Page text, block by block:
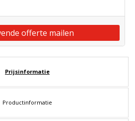
offerte mailen
Prijsinformatie
Productinformatie